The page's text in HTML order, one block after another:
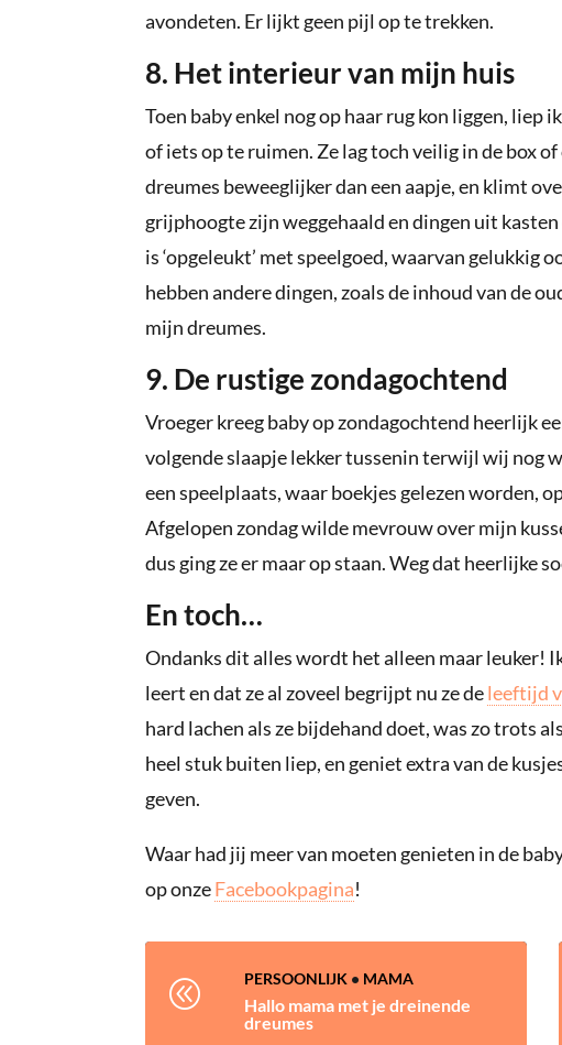
avondeten. Er lijkt geen pijl op te trekken.
8. Het interieur van mijn huis
Toen baby enkel nog op haar rug kon liggen, liep
of iets op te ruimen. Ze lag toch veilig in de box
dreumes beweeglijker dan een aapje, en klimt
grijphoogte zijn weggehaald en dingen uit
is ‘opgeleukt’ met speelgoed, waarvan gelukkig
hebben andere dingen, zoals de inhoud van de
mijn dreumes.
9. De rustige zondagochtend
Vroeger kreeg baby op zondagochtend heerlijk
volgende slaapje lekker tussenin terwijl wij nog
een speelplaats, waar boekjes gelezen worden,
Afgelopen zondag wilde mevrouw over mijn
dus ging ze er maar op staan. Weg dat heerlijke
En toch…
Ondanks dit alles wordt het alleen maar leuker!
leert en dat ze al zoveel begrijpt nu ze deleeftijd
hard lachen als ze bijdehand doet, was zo trots
heel stuk buiten liep, en geniet extra van de
geven.
Waar had jij meer van moeten genieten in de
op onzeFacebookpagina!
@ PERSOONLIJK • MAMA
Hallo mama met je dreinende
dreumes